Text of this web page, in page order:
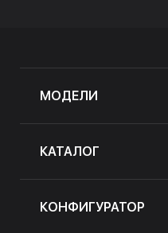
МОДЕЛИ
КАТАЛОГ
КОНФИГУРАТОР